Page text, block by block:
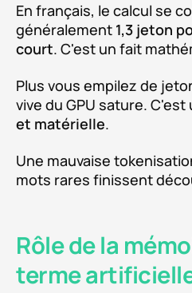
En français, le calcul se
généralement 1,3 jeton
court. C'est un fait
Plus vous empilez de
vive du GPU sature. C'est
et matérielle.
Une mauvaise
mots rares finissent
Rôle de la
terme